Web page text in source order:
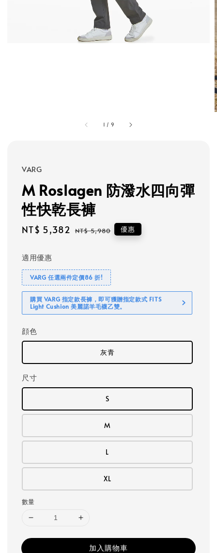
1 / 9
VARG
M Roslagen 防潑水四向彈
性快乾長褲
Sale
NT$ 5,382 Regular
NT$ 5,980 優惠
適用優惠
VARG 任選兩件定價86 折!
購買 VARG 指定款長褲，即可獲贈指定款式 FITS
Light Cushion 美麗諾羊毛襪乙雙。
顔色
灰青
尺寸
S
M
L
XL
數量
加入購物車